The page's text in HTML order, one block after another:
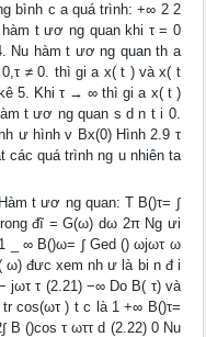
bình c a quá trình: +∞ 2 2
t ươ ng quan khi τ = 0
Nu hàm t ươ ng quan th a
≠ 0. thì gi a x( t ) và x( t
5. Khi τ → ∞ thì gi a x( t )
t ươ ng quan s d n t i 0.
ư hình v Bx(0) Hình 2.9 τ
các quá trình ng u nhiên ta
t ươ ng quan: T B()τ= ∫
đĩ = G(ω) dω 2π Ng ưi
_ ∞ B()ω= ∫ Ged () ωjωτ ω
ω) đưc xem nh ư là bi n đ i
jωτ τ (2.21) −∞ Do B( τ) và
cos(ωτ ) t c là 1 +∞ B()τ=
()cos τ ωττ d (2.22) 0 Nu